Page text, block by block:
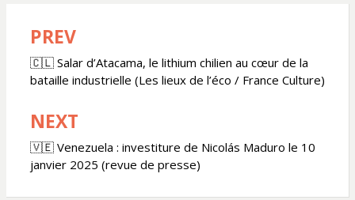
Navigation
de
l’article
PREV
🇨🇱 Salar d’Atacama, le lithium chilien au cœur de la
bataille industrielle (Les lieux de l’éco / France Culture)
NEXT
🇻🇪 Venezuela : investiture de Nicolás Maduro le 10
janvier 2025 (revue de presse)